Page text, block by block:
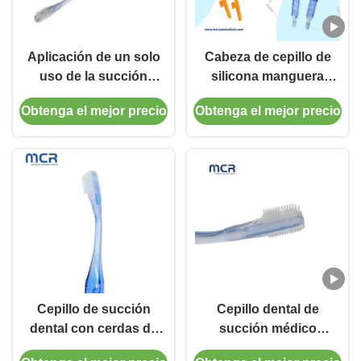
Aplicación de un solo
uso de la succión
médica de cepillo de
dientes de cuidado
Obtenga el mejor precio
Cabeza de cepillo de
silicona manguera
transparente cepillo
de dientes de succión
Obtenga el mejor precio
Cepillo de succión
dental con cerdas de
silicona, orificio de
Cepillo dental de
succión médico
desechable con